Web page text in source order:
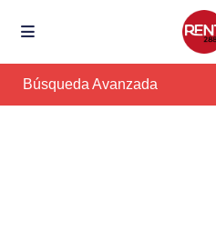
Búsqueda Avanzada